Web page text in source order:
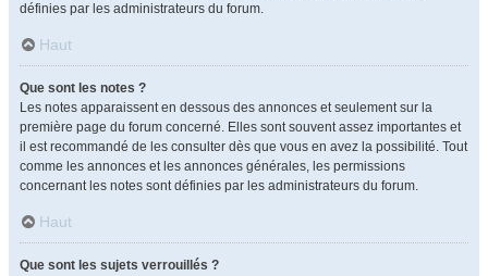
définies par les administrateurs du forum.
Haut
Que sont les notes ?
Les notes apparaissent en dessous des annonces et seulement sur la
première page du forum concerné. Elles sont souvent assez importantes et
il est recommandé de les consulter dès que vous en avez la possibilité. Tout
comme les annonces et les annonces générales, les permissions
concernant les notes sont définies par les administrateurs du forum.
Haut
Que sont les sujets verrouillés ?